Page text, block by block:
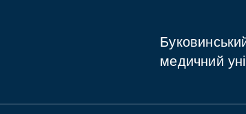
медичний